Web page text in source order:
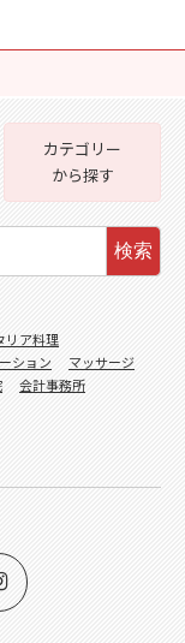
カテゴリー
から探す
検索
リア料理
ション
マッサージ
会計事務所